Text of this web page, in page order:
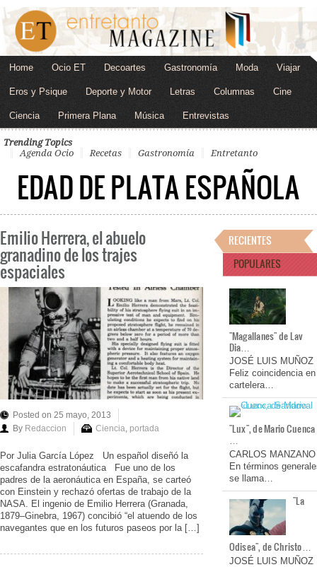
Home Ocio ET Decoartes Gastronomía Moda Viajar
Eros y Psique Deporte y Motor Letras Columnas Cine
Ciencia Primera Plana Música Entrevistas
Trending Topics
Agenda Ocio
Recetas Gastronomía Entretanto
EDAD DE PLATA ESPAÑOLA
Emilio Herrera, el abuelo
granadino de los trajes
espaciales
Posted on 25 mayo, 2013
By Redaccion Ciencia, portada
Por Julia García López Un español diseñó la
escafandra estratonáutica Fue uno de los
padres de la aeronáutica en España, se carteó
con Einstein y rechazó ofertas de trabajo de la
NASA. El ingenio de Emilio Herrera (Granada,
1879–Ginebra, 1967) concibió “el atuendo de los
navegantes que en los futuros paseos por la […]
RECIENTES
POPULARES
"Magallanes" de Lav
Dia…
JOSÉ LUIS MUÑOZ
Feliz coincidencia en
cartelera…
"Lux", de Mario Cuenca
…
CARLOS MANZANO
En términos
se llama…
"La
Odisea", de Christo…
JOSÉ LUIS MUÑOZ